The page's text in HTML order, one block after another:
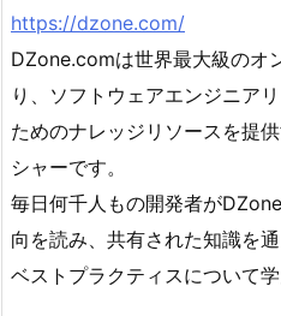
https://dzone.com/
DZone.comは世界最大級のオ
り、ソフトウェアエンジニア
ためのナレッジリソースを提
シャーです。
毎日何千人もの開発者が
向を読み、共有された知識を
ベストプラクティスについて学